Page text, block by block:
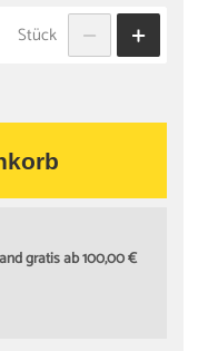
Stück
gratis ab 100,00 €